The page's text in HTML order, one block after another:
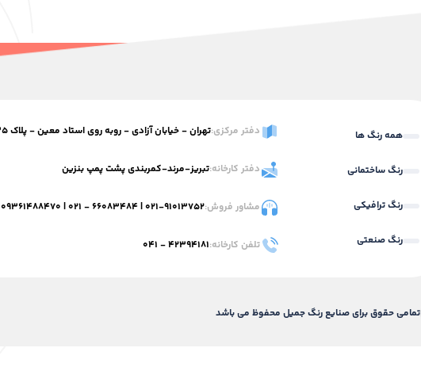
همه رنگ ها
رنگ ساختمانی
رنگ ترافیکی
رنگ صنعتی
دفتر مرکزی:تهران - خیابان آزادی - روبه روی استاد معین - پلاک ۵۳۵ - طبقه ۳ - واحد۳
دفتر کارخانه:تبریز-مرند-کمربندی پشت پمپ بنزین
مشاور فروش:۰۲۱-۹۱۰۱۳۷۵۲|۶۶۰۸۳۴۸۴ - ۰۲۱ | ۰۹۳۶۱۴۸۸۴۷۰
تلفن کارخانه:۴۲۳۹۴۱۸۱ - ۰۴۱
تمامی حقوق برای صنایع رنگ جمیل محفوظ می باشد